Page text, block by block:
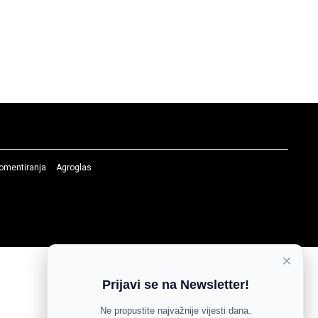
Agroglas
×
Prijavi se na Newsletter!
Ne propustite najvažnije vijesti dana.